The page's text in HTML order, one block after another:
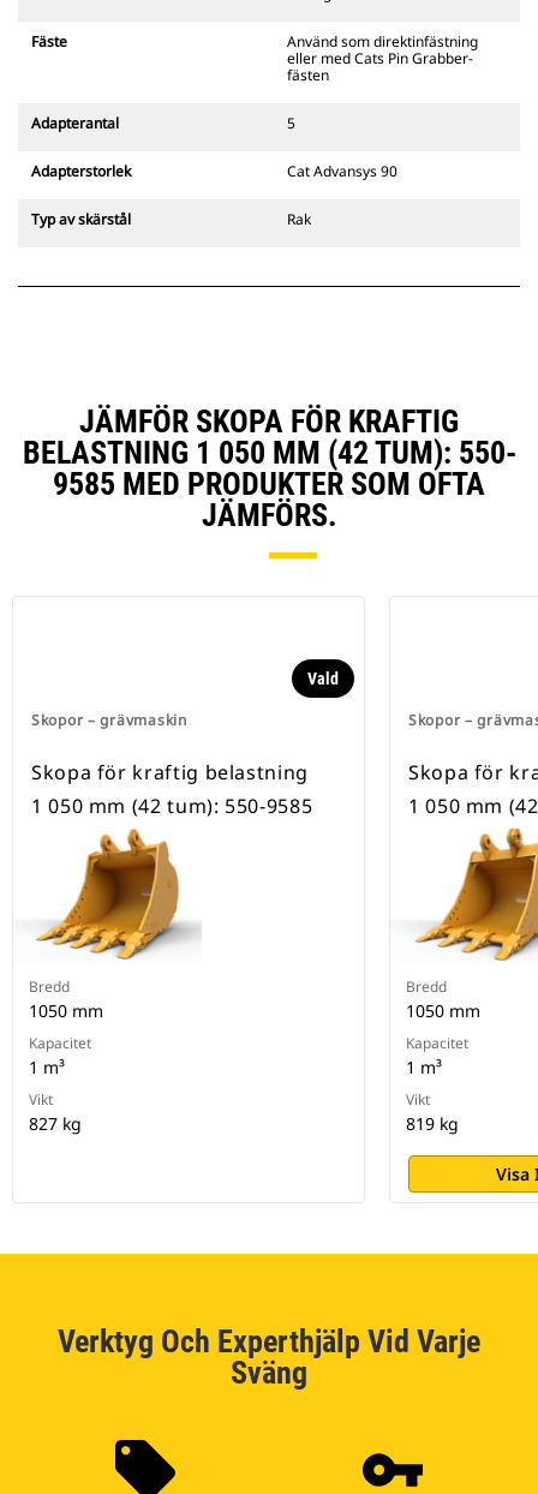
311–352 och alla hjulburna
grävmaskiner. Fästen för
Tillbehör som är kompatibla med
använder det fasta
anpassade redskapsfästen har ett
CW-anpassade redskapsfästen
Fäste
Använd som direktinfästning
eller med Cats Pin Grabber-
fästen
Adapterantal 5
Adapterstorlek Cat Advansys 90
Typ av skärstål Rak
JÄMFÖR SKOPA FÖR KRAFTIG
BELASTNING 1 050 MM (42 TUM): 550-
9585 MED PRODUKTER SOM OFTA
JÄMFÖRS.
Skopor – grävmaskin
Vald
Skopa för kraftig belastning
1 050 mm (42 tum): 550-9585
Bredd
1050 mm
Kapacitet
1 m³
Vikt
827 kg
Skopor –
Skopa för
1 050 mm
Bredd
1050 mm
Kapacitet
1 m³
Vikt
819 kg
Visa
Verktyg Och Experthjälp Vid Varje
Sväng